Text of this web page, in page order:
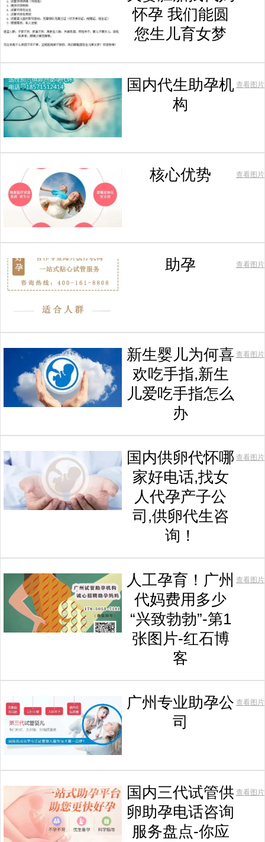
怀孕 我们能圆
您生儿育女梦
国内代生助孕机
构
查看图片
核心优势 查看图片
助孕 查看图片
新生婴儿为何喜
欢吃手指,新生
儿爱吃手指怎么
办
查看图片
国内供卵代怀哪
家好电话,找女
人代孕产子公
司,供卵代生咨
询！
查看图片
人工孕育！广州
代妈费用多少
“兴致勃勃”-第1
张图片-红石博
客
查看图片
广州专业助孕公
司
查看图片
国内三代试管供
卵助孕电话咨询
服务盘点-你应
查看图片